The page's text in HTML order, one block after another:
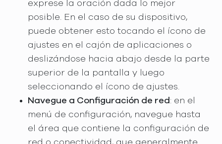
exprese la oración dada lo mejor
posible. En el caso de su dispositivo,
puede obtener esto tocando el ícono de
ajustes en el cajón de aplicaciones o
deslizándose hacia abajo desde la parte
superior de la pantalla y luego
seleccionando el ícono de ajustes.
Navegue a Configuración de red : en el
menú de configuración, navegue hasta
el área que contiene la configuración de